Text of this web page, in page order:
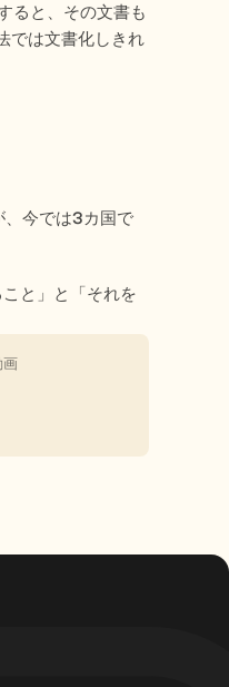
ると、その文書も
では文書化しきれ
今では3カ国で
と」と「それを
画